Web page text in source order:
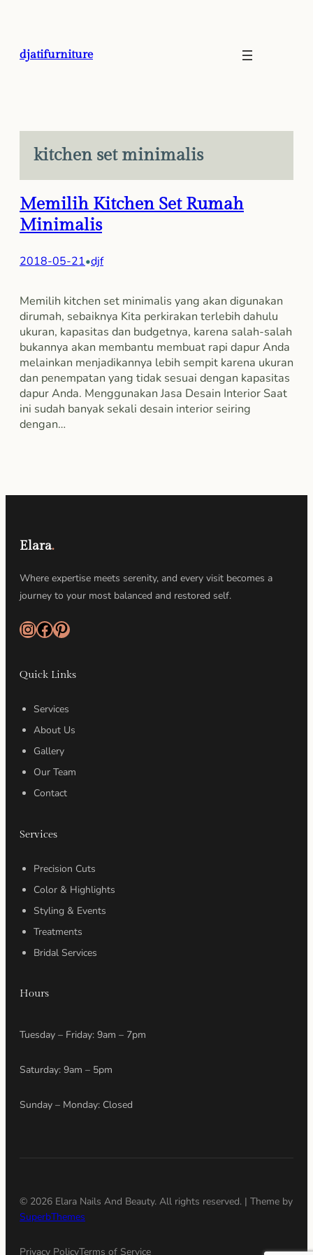
djatifurniture
kitchen set minimalis
Memilih Kitchen Set Rumah
Minimalis
2018-05-21•djf
Memilih kitchen set minimalis yang akan digunakan
dirumah, sebaiknya Kita perkirakan terlebih dahulu
ukuran, kapasitas dan budgetnya, karena salah-salah
bukannya akan membantu membuat rapi dapur Anda
melainkan menjadikannya lebih sempit karena ukuran
dan penempatan yang tidak sesuai dengan kapasitas
dapur Anda. Menggunakan Jasa Desain Interior Saat
ini sudah banyak sekali desain interior seiring
dengan…
Elara.
Where expertise meets serenity, and every visit becomes a
journey to your most balanced and restored self.
InstagramFacebook Pinterest
Quick Links
Services
About Us
Gallery
Our Team
Contact
Services
Precision Cuts
Color & Highlights
Styling & Events
Treatments
Bridal Services
Hours
Tuesday – Friday: 9am – 7pm
Saturday: 9am – 5pm
Sunday – Monday: Closed
© 2026 Elara Nails And Beauty. All rights reserved. | Theme by
SuperbThemes
Privacy PolicyTerms of Service